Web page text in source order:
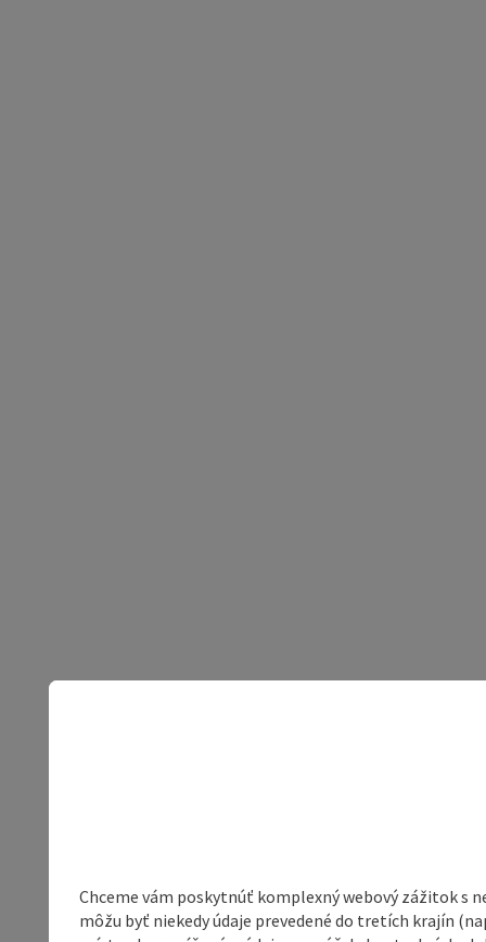
Chceme vám poskytnúť komplexný webový zážitok s
môžu byť niekedy údaje prevedené do tretích krajín